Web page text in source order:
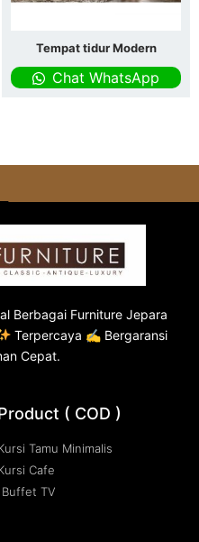
Tempat tidur Modern
Chat WhatsApp
Berbagai Furniture Jepara
Terpercaya ✍ Bergaransi
Cepat.
( COD )
Tamu Minimalis
Cafe
Buffet TV